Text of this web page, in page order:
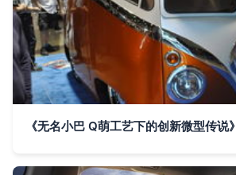
《无名小巴 Q萌工艺下的创新微型传说》